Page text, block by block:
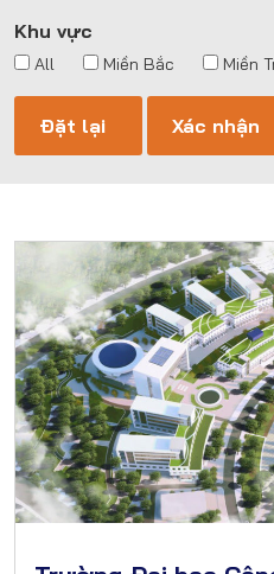
Khu vực
All Miền Bắc Miền